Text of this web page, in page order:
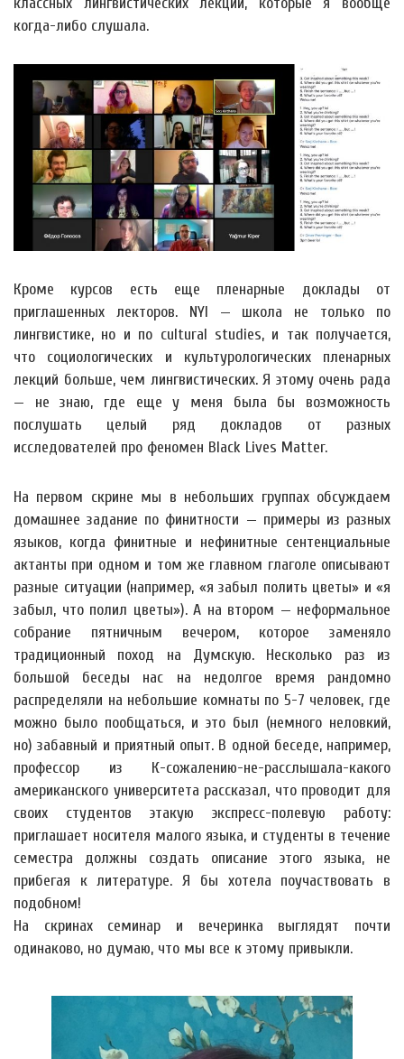
когда-либо слушала.
Кроме курсов есть еще пленарные доклады от
приглашенных лекторов. NYI — школа не только по
лингвистике, но и по cultural studies, и так получается,
что социологических и культурологических пленарных
лекций больше, чем лингвистических. Я этому очень рада
— не знаю, где еще у меня была бы возможность
послушать целый ряд докладов от разных
исследователей про феномен Black Lives Matter.
На первом скрине мы в небольших группах обсуждаем
домашнее задание по финитности — примеры из разных
языков, когда финитные и нефинитные сентенциальные
актанты при одном и том же главном глаголе описывают
разные ситуации (например, «я забыл полить цветы» и «я
забыл, что полил цветы»). А на втором — неформальное
собрание пятничным вечером, которое заменяло
традиционный поход на Думскую. Несколько раз из
большой беседы нас на недолгое время рандомно
распределяли на небольшие комнаты по 5-7 человек, где
можно было пообщаться, и это был (немного неловкий,
но) забавный и приятный опыт. В одной беседе, например,
профессор из К-сожалению-не-расслышала-какого
американского университета рассказал, что проводит для
своих студентов этакую экспресс-полевую работу:
приглашает носителя малого языка, и студенты в течение
семестра должны создать описание этого языка, не
прибегая к литературе. Я бы хотела поучаствовать в
подобном!
На скринах семинар и вечеринка выглядят почти
одинаково, но думаю, что мы все к этому привыкли.